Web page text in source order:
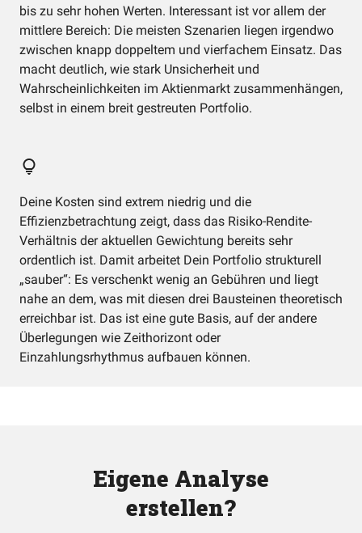
bis zu sehr hohen Werten. Interessant ist vor allem der
mittlere Bereich: Die meisten Szenarien liegen irgendwo
zwischen knapp doppeltem und vierfachem Einsatz. Das
macht deutlich, wie stark Unsicherheit und
Wahrscheinlichkeiten im Aktienmarkt zusammenhängen,
selbst in einem breit gestreuten Portfolio.
Deine Kosten sind extrem niedrig und die
Effizienzbetrachtung zeigt, dass das Risiko-Rendite-
Verhältnis der aktuellen Gewichtung bereits sehr
ordentlich ist. Damit arbeitet Dein Portfolio strukturell
„sauber“: Es verschenkt wenig an Gebühren und liegt
nahe an dem, was mit diesen drei Bausteinen theoretisch
erreichbar ist. Das ist eine gute Basis, auf der andere
Überlegungen wie Zeithorizont oder
Einzahlungsrhythmus aufbauen können.
Eigene Analyse
erstellen?